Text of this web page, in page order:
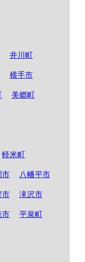
井川町
横手市
美郷町
軽米町
市 八幡平市
市 滝沢市
市 平泉町